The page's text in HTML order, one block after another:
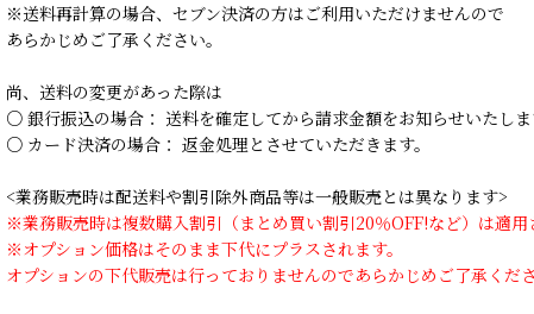
※送料再計算の場合、セブン決済の方はご利用いただけませんので
あらかじめご了承ください。
尚、送料の変更があった際は
○ 銀行振込の場合： 送料を確定してから請求金額をお知らせいたしま
○ カード決済の場合： 返金処理とさせていただきます。
<業務販売時は配送料や割引除外商品等は一般販売とは異なります>
※業務販売時は複数購入割引（まとめ買い割引20％OFF!など）は適用
※オプション価格はそのまま下代にプラスされます。
オプションの下代販売は行っておりませんのであらかじめご了承くださ